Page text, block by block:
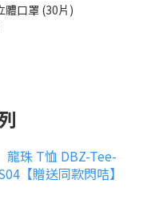
體口罩 (30片)